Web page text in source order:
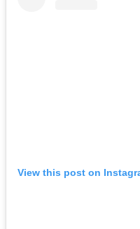
View this post on